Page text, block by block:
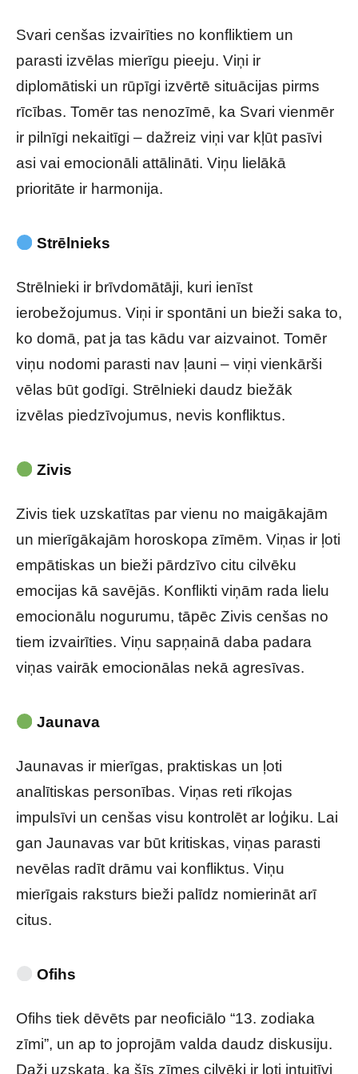
Svari cenšas izvairīties no konfliktiem un
parasti izvēlas mierīgu pieeju. Viņi ir
diplomātiski un rūpīgi izvērtē situācijas pirms
rīcības. Tomēr tas nenozīmē, ka Svari vienmēr
ir pilnīgi nekaitīgi – dažreiz viņi var kļūt pasīvi
asi vai emocionāli attālināti. Viņu lielākā
prioritāte ir harmonija.
Strēlnieks
Strēlnieki ir brīvdomātāji, kuri ienīst
ierobežojumus. Viņi ir spontāni un bieži saka to,
ko domā, pat ja tas kādu var aizvainot. Tomēr
viņu nodomi parasti nav ļauni – viņi vienkārši
vēlas būt godīgi. Strēlnieki daudz biežāk
izvēlas piedzīvojumus, nevis konfliktus.
Zivis
Zivis tiek uzskatītas par vienu no maigākajām
un mierīgākajām horoskopa zīmēm. Viņas ir ļoti
empātiskas un bieži pārdzīvo citu cilvēku
emocijas kā savējās. Konflikti viņām rada lielu
emocionālu nogurumu, tāpēc Zivis cenšas no
tiem izvairīties. Viņu sapņainā daba padara
viņas vairāk emocionālas nekā agresīvas.
Jaunava
Jaunavas ir mierīgas, praktiskas un ļoti
analītiskas personības. Viņas reti rīkojas
impulsīvi un cenšas visu kontrolēt ar loģiku. Lai
gan Jaunavas var būt kritiskas, viņas parasti
nevēlas radīt drāmu vai konfliktus. Viņu
mierīgais raksturs bieži palīdz nomierināt arī
citus.
Ofihs
Ofihs tiek dēvēts par neoficiālo “13. zodiaka
zīmi”, un ap to joprojām valda daudz diskusiju.
Daži uzskata, ka šīs zīmes cilvēki ir ļoti intuitīvi